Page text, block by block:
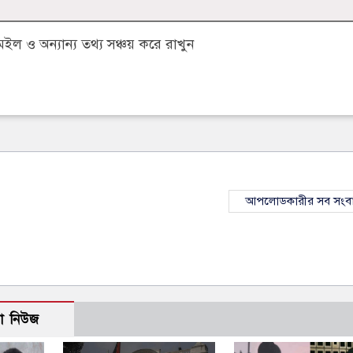
ও অন্যান্য তথ্য সঞ্চয় করে রাখুন
আপলোডকারীর সব
নিউজ